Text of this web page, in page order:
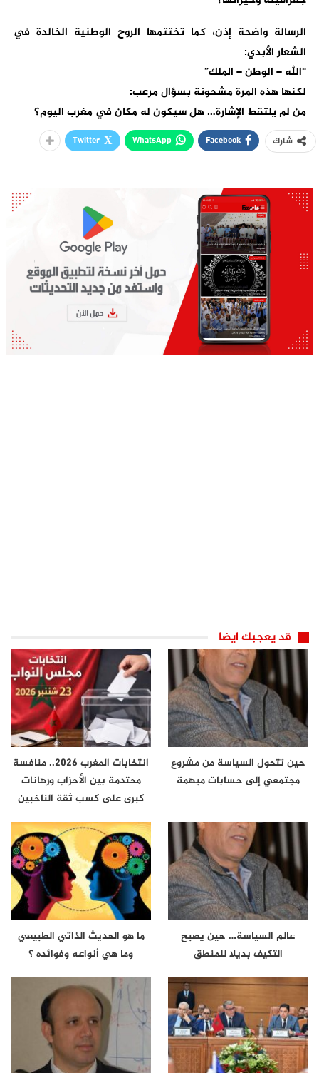
الرسالة واضحة إذن، كما تختتمها الروح الوطنية الخالدة في
الشعار الأبدي:
“الله – الوطن – الملك”
لكنها هذه المرة مشحونة بسؤال مرعب:
من لم يلتقط الإشارة… هل سيكون له مكان في مغرب اليوم؟
شارك Facebook
WhatsApp
Twitter
قد يعجبك ايضا
حين تتحول السياسة من مشروع
مجتمعي إلى حسابات مبهمة
انتخابات المغرب 2026.. منافسة
محتدمة بين الأحزاب ورهانات
كبرى على كسب ثقة الناخبين
عالم السياسة… حين يصبح
التكيف بديلا للمنطق
ما هو الحديث الذاتي الطبيعي
وما هي أنواعه وفوائده ؟